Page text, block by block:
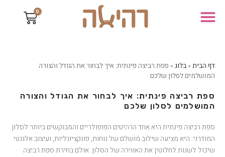
0
דף הבית» בלוג» ספת רביצה פינתית: איך לבחור את הגודל והצורה
המושלמים לסלון שלכם
ספת רביצה פינתית: איך לבחור את הגודל והצורה
המושלמים לסלון שלכם
ספת רביצה פינתית היא אחד הרהיטים הפופולריים והמבוקשים ביותר לסלון
המודרני. היא מציעה שילוב מושלם של נוחות, פונקציונליות, ועיצוב אלגנטי
שיכול לשנות לחלוטין את האווירה של הסלון. אולם בחירת ספת רביצה